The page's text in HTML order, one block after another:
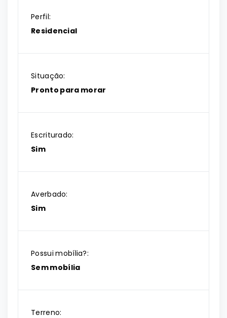
Perfil:
Residencial
Situação:
Pronto para morar
Escriturado:
Sim
Averbado:
Sim
Possui mobília?:
Sem mobília
Terreno: